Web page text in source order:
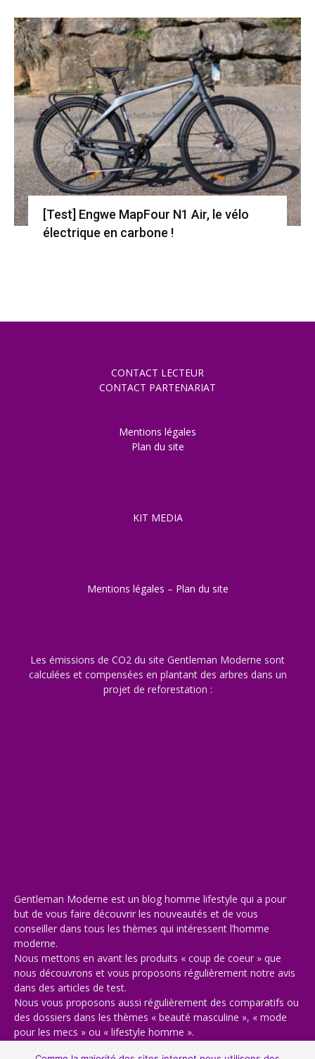
[Test] Engwe MapFour N1 Air, le vélo
électrique en carbone !
CONTACT LECTEUR
CONTACT PARTENARIAT
Mentions légales
Plan du site
KIT MEDIA
Mentions légales – Plan du site
Les émissions de CO2 du site Gentleman Moderne sont
calculées et compensées en plantant des arbres dans un
projet de reforestation :
Gentleman Moderne est un blog homme lifestyle qui a pour
but de vous faire découvrir les nouveautés et de vous
conseiller dans tous les thèmes qui intéressent l’homme
moderne.
Nous mettons en avant les produits « coup de coeur » que
nous découvrons et vous proposons régulièrement notre avis
dans des articles de test.
Nous vous proposons aussi régulièrement des comparatifs ou
des dossiers dans les thèmes « beauté masculine », « mode
pour les mecs » ou « lifestyle homme ».